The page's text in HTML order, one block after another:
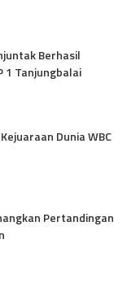
Berhasil
1 Tanjungbalai
Dunia WBC
Pertandingan